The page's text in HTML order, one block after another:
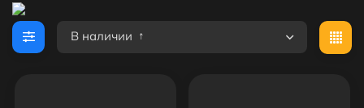
В наличии